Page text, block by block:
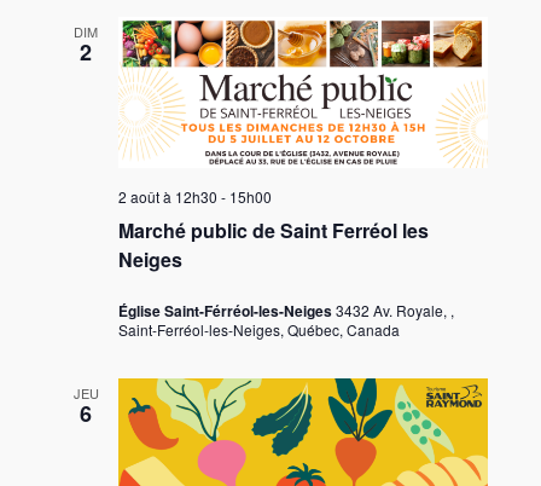
DIM
2
Marché public de Saint Ferréol les
Neiges
2 août à 12h30 - 15h00
Église Saint-Férréol-les-Neiges3432 Av. Royale, ,
Saint-Ferréol-les-Neiges, Québec, Canada
JEU
6